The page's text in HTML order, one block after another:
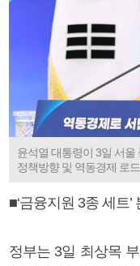
윤석열 대통령이 3일 서울
정책방향 및 역동경제 로
■‘금융지원 3종 세트’
정부는 3일 최상목